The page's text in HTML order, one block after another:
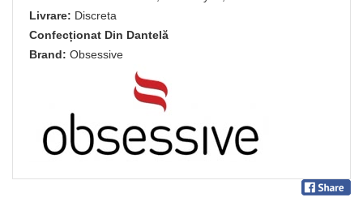
Livrare: Discreta
Confecționat Din Dantelă
Brand: Obsessive